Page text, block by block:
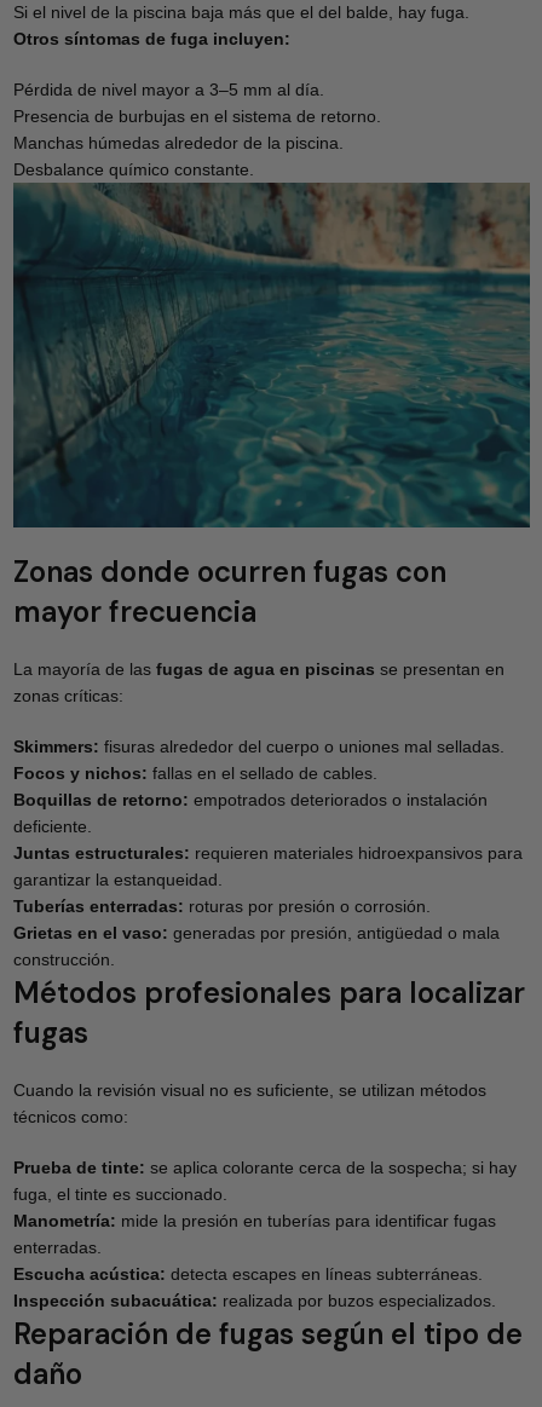
Si el nivel de la piscina baja más que el del balde, hay fuga.
Otros síntomas de fuga incluyen:
Pérdida de nivel mayor a 3–5 mm al día.
Presencia de burbujas en el sistema de retorno.
Manchas húmedas alrededor de la piscina.
Desbalance químico constante.
Zonas donde ocurren fugas con
mayor frecuencia
La mayoría de las fugas de agua en piscinas se presentan en
zonas críticas:
Skimmers: fisuras alrededor del cuerpo o uniones mal selladas.
Focos y nichos: fallas en el sellado de cables.
Boquillas de retorno: empotrados deteriorados o instalación
deficiente.
Juntas estructurales: requieren materiales hidroexpansivos para
garantizar la estanqueidad.
Tuberías enterradas: roturas por presión o corrosión.
Grietas en el vaso: generadas por presión, antigüedad o mala
construcción.
Métodos profesionales para localizar
fugas
Cuando la revisión visual no es suficiente, se utilizan métodos
técnicos como:
Prueba de tinte: se aplica colorante cerca de la sospecha; si hay
fuga, el tinte es succionado.
Manometría: mide la presión en tuberías para identificar fugas
enterradas.
Escucha acústica: detecta escapes en líneas subterráneas.
Inspección subacuática: realizada por buzos especializados.
Reparación de fugas según el tipo de
daño